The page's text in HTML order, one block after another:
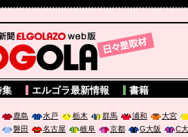
版 BLOGOLA
集 エルゴラ最新情報 書籍
鹿島 水戸 栃木 群馬 浦和
大宮
磐田 名古屋 岐阜 京都 G大阪
C